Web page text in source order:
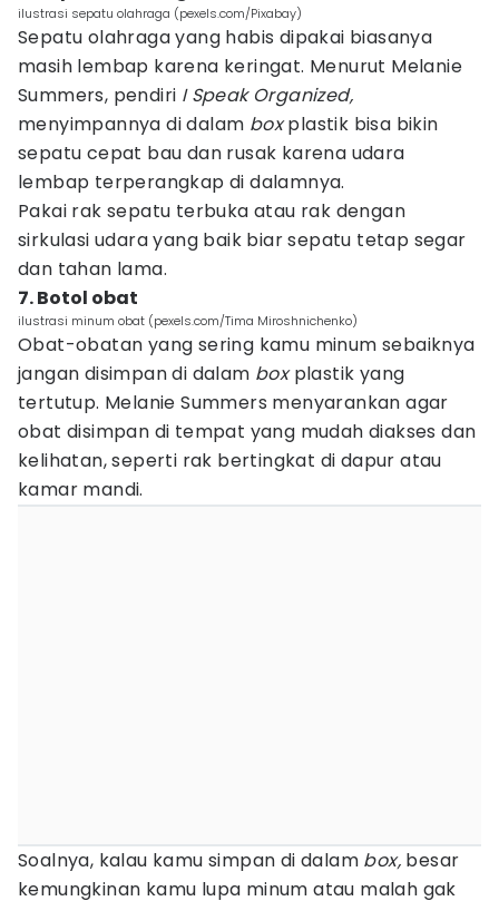
ilustrasi sepatu olahraga (pexels.com/Pixabay)
Sepatu olahraga yang habis dipakai biasanya
masih lembap karena keringat. Menurut Melanie
Summers, pendiri I Speak Organized,
menyimpannya di dalam boxplastik bisa bikin
sepatu cepat bau dan rusak karena udara
lembap terperangkap di dalamnya.
Pakai rak sepatu terbuka atau rak dengan
sirkulasi udara yang baik biar sepatu tetap segar
dan tahan lama.
7. Botol obat
ilustrasi minum obat (pexels.com/Tima Miroshnichenko)
Obat-obatan yang sering kamu minum sebaiknya
jangan disimpan di dalam boxplastik yang
tertutup. Melanie Summers menyarankan agar
obat disimpan di tempat yang mudah diakses dan
kelihatan, seperti rak bertingkat di dapur atau
kamar mandi.
Soalnya, kalau kamu simpan di dalam box, besar
kemungkinan kamu lupa minum atau malah gak